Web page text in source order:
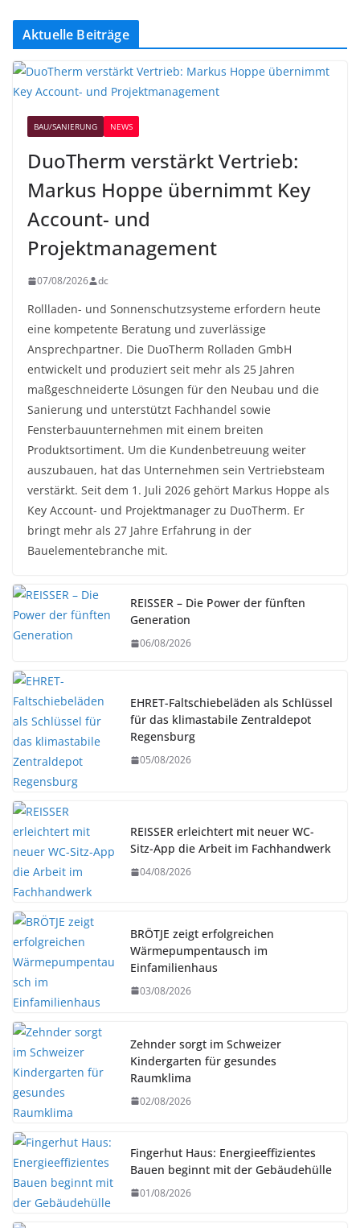
Aktuelle Beiträge
BAU/SANIERUNG NEWS
DuoTherm verstärkt Vertrieb:
Markus Hoppe übernimmt Key
Account- und
Projektmanagement
07/08/2026 dc
Rollladen- und Sonnenschutzsysteme erfordern heute
eine kompetente Beratung und zuverlässige
Ansprechpartner. Die DuoTherm Rolladen GmbH
entwickelt und produziert seit mehr als 25 Jahren
maßgeschneiderte Lösungen für den Neubau und die
Sanierung und unterstützt Fachhandel sowie
Fensterbauunternehmen mit einem breiten
Produktsortiment. Um die Kundenbetreuung weiter
auszubauen, hat das Unternehmen sein Vertriebsteam
verstärkt. Seit dem 1. Juli 2026 gehört Markus Hoppe als
Key Account- und Projektmanager zu DuoTherm. Er
bringt mehr als 27 Jahre Erfahrung in der
Bauelementebranche mit.
REISSER – Die Power der fünften
Generation
06/08/2026
EHRET-Faltschiebeläden als Schlüssel
für das klimastabile Zentraldepot
Regensburg
05/08/2026
REISSER erleichtert mit neuer WC-
Sitz-App die Arbeit im Fachhandwerk
04/08/2026
BRÖTJE zeigt erfolgreichen
Wärmepumpentausch im
Einfamilienhaus
03/08/2026
Zehnder sorgt im Schweizer
Kindergarten für gesundes
Raumklima
02/08/2026
Fingerhut Haus: Energieeffizientes
Bauen beginnt mit der Gebäudehülle
01/08/2026